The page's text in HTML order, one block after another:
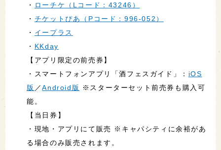
・ ローチケ（Lコード：43246）
・ チケットぴあ（Pコード：996-052）
・ イープラス
・ KKday
【アプリ限定の前売券】
・スマートフォンアプリ「酒フェスガイド」： iOS
版 ／Android版
※スターターセット前売券も購入可
能。
【当日券】
・現地・アプリにて販売 ※キャパシティに余裕があ
る場合のみ販売されます。